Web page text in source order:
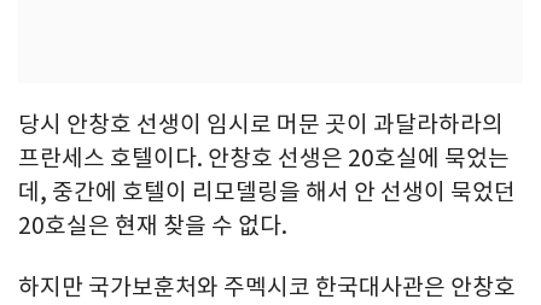
당시 안창호 선생이 임시로 머문 곳이 과달라하라의
프란세스 호텔이다. 안창호 선생은 20호실에 묵었는
데, 중간에 호텔이 리모델링을 해서 안 선생이 묵었던
20호실은 현재 찾을 수 없다.
하지만 국가보훈처와 주멕시코 한국대사관은 안창호